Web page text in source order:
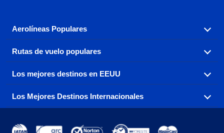
Aerolíneas Populares
Explora nuestras opciones de tarifas aéreas baratas por
aerolínea, con más de 500 opciones para elegir.
Aeromexico
Air France Alaska Airlines
Rutas de vuelo populares
Reserva una de nuestras rutas de vuelo más populares
con tres sencillos clics.
Ft Lauderdale a Nueva York Los Ángeles a Las Vegas
Los mejores destinos en EEUU
Encuentra boletos de avión baratos a destinos
populares de los EEUU de costa a costa.
Los Mejores Destinos Internacionales
Asia y más allá.